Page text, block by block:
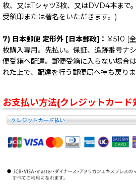
枚、又はTシャツ3枚、又はDVD4本まで
受領印または署名をいただきます。)
7) 日本郵便 定形外 [日本郵政]： ￥510 [
枚購入専用。先払い。保証、追跡番号ナ
便受箱へ配達。郵便受箱に入らない場合
れた上で、配達を行う郵便局へ持ち戻り
お支払い方法(クレジットカード